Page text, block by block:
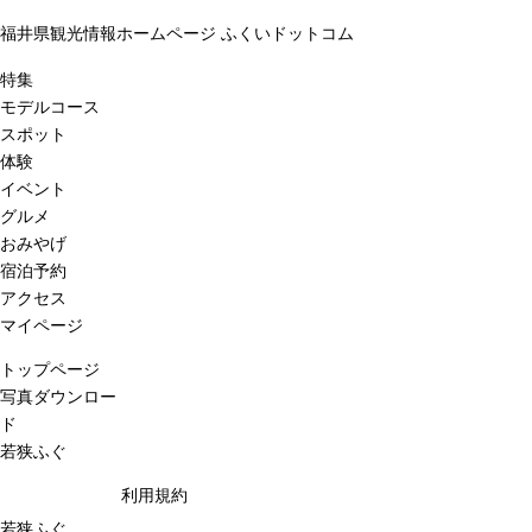
福井県観光情報ホームページ ふくいドットコム
特集
モデルコース
スポット
体験
イベント
グルメ
おみやげ
宿泊予約
アクセス
マイページ
トップページ
写真ダウンロー
ド
若狭ふぐ
利用規約